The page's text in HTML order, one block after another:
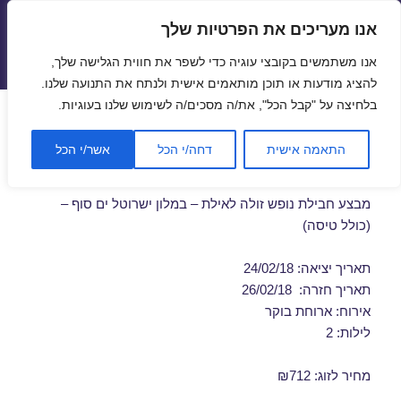
אנו מעריכים את הפרטיות שלך
אנו משתמשים בקובצי עוגיה כדי לשפר את חווית הגלישה שלך,
להציג מודעות או תוכן מותאמים אישית ולנתח את התנועה שלנו.
בלחיצה על "קבל הכל", את/ה מסכים/ה לשימוש שלנו בעוגיות.
התאמה אישית דחה/י הכל אשר/י הכל
תפריטים
ווידג'טים
חבילות נופש לאילת בפברואר
24/02/2018
מבצע חבילת נופש זולה לאילת – במלון ישרוטל ים סוף –
(כולל טיסה)
תאריך יציאה: 24/02/18
תאריך חזרה: 26/02/18
אירוח: ארוחת בוקר
לילות: 2
מחיר לזוג: ₪712